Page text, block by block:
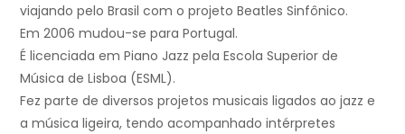
viajando pelo Brasil com o projeto Beatles Sinfônico.
Em 2006 mudou-se para Portugal.
É licenciada em Piano Jazz pela Escola Superior de
Música de Lisboa (ESML).
Fez parte de diversos projetos musicais ligados ao jazz e
a música ligeira, tendo acompanhado intérpretes